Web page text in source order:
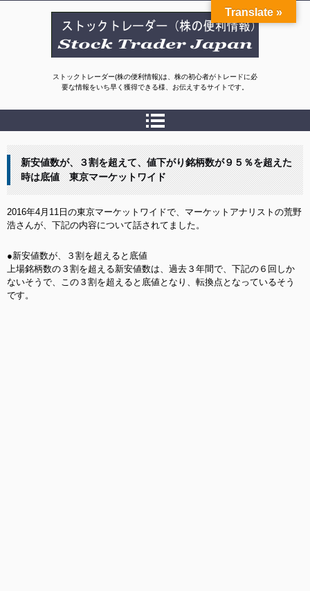
ストックトレーダー(株の便利情報)は、株の初心者がトレードに必
要な情報をいち早く獲得できる様、お伝えするサイトです。
新安値数が、３割を超えて、値下がり銘柄数が９５％を超えた
時は底値 東京マーケットワイド
2016年4月11日の東京マーケットワイドで、マーケットアナリストの荒野
浩さんが、下記の内容について話されてました。
●新安値数が、３割を超えると底値
上場銘柄数の３割を超える新安値数は、過去３年間で、下記の６回しか
ないそうで、この３割を超えると底値となり、転換点となっているそう
です。
Translate »